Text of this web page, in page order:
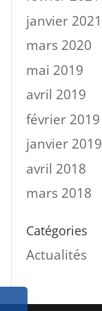
janvier 2021
mars 2020
mai 2019
avril 2019
février 2019
janvier 2019
avril 2018
mars 2018
Catégories
Actualités